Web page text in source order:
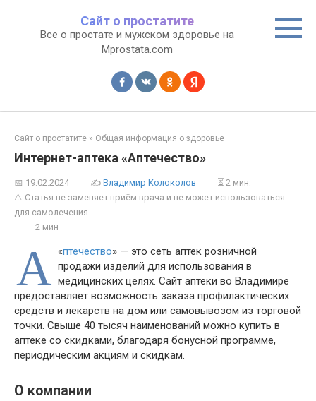
контенту
Сайт о простатите
Все о простате и мужском здоровье на
Mprostata.com
Сайт о простатите » Общая информация о здоровье
Интернет-аптека «Аптечество»
📅 19.02.2024 ✍ Владимир Колоколов
⏳ 2 мин.
⚠️ Статья не заменяет приём врача и не может использоваться
для самолечения
2 мин
«
А птечество» — это сеть аптек розничной
продажи изделий для использования в
медицинских целях. Сайт аптеки во Владимире
предоставляет возможность заказа профилактических
средств и лекарств на дом или самовывозом из торговой
точки. Свыше 40 тысяч наименований можно купить в
аптеке со скидками, благодаря бонусной программе,
периодическим акциям и скидкам.
О компании